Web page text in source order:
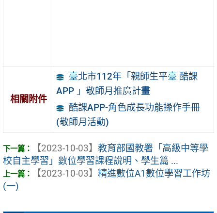
相關附件
臺北市112年「親師生平臺 酷課
APP 」敬師月推廣計畫
酷課APP-角色成長功能操作手冊
(敬師月活動)
【2023-10-03】 教育部國教署「高級中等學
校自主學習」數位學習課程說明、學生篇 ...
【2023-10-03】 精進數位A1數位學習工作坊
(一)